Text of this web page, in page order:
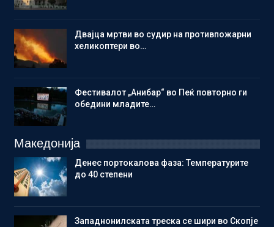
Двајца мртви во судир на противпожарни
хеликоптери во…
Фестивалот „Анибар“ во Пеќ повторно ги
обедини младите…
Македонија
Денес портокалова фаза: Температурите
до 40 степени
Западнонилската треска се шири во Скопје